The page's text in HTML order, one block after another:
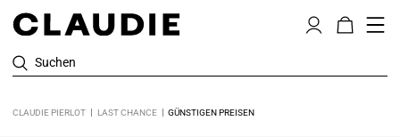
Suchen
CLAUDIE PIERLOT LAST CHANCE GÜNSTIGEN PREISEN